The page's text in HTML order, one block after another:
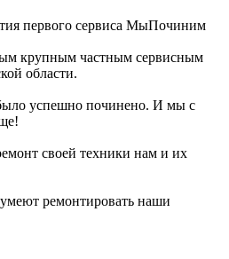
первого сервиса МыПочиним
крупным частным сервисным
области.
успешно починено. И мы с
своей техники нам и их
ремонтировать наши